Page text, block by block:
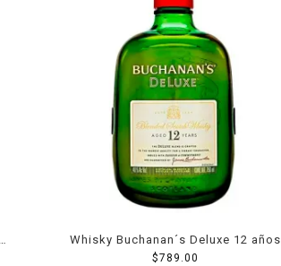
Whisky Buchanan´s Deluxe 12 años
Blended Scotch 750 ml
$789.00